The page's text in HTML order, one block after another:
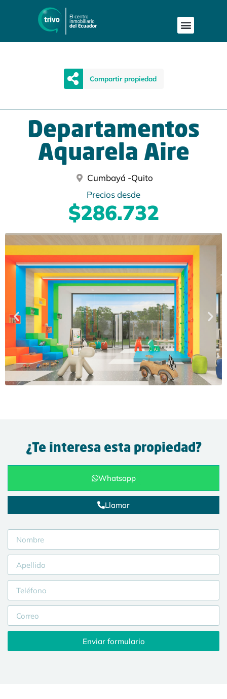
Compartir propiedad
Departamentos
Aquarela Aire
Cumbayá -Quito
Precios desde
$286.732
¿Te interesa esta propiedad?
Whatsapp
Llamar
Enviar formulario